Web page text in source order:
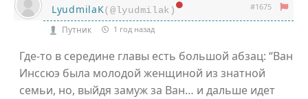
LyudmilaK(@lyudmilak) #1675
Путник 1 год назад
Где-то в середине главы есть большой абзац: “Ван
Инссюэ была молодой женщиной из знатной
семьи, но, выйдя замуж за Ван… и дальше идет